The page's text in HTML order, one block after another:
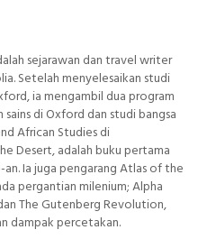
sejarawan dan travel writer
Setelah menyelesaikan studi
ia mengambil dua program
sains di Oxford dan studi bangsa
African Studies di
Desert, adalah buku pertama
Ia juga pengarang Atlas of the
pergantian milenium; Alpha
The Gutenberg Revolution,
dampak percetakan.